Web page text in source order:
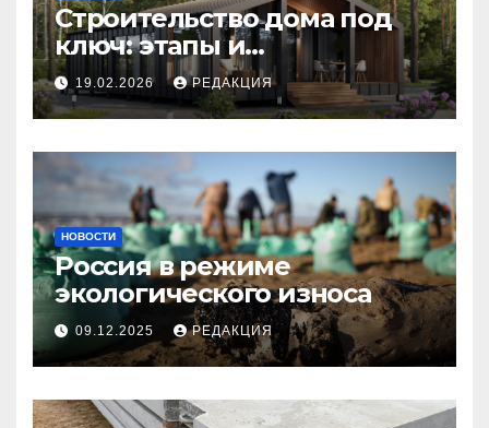
Строительство дома под
ключ: этапы и
планирование бюджета
19.02.2026 РЕДАКЦИЯ
НОВОСТИ
Россия в режиме
экологического износа
09.12.2025 РЕДАКЦИЯ